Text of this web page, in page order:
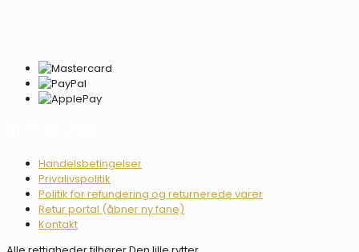
Handelsbetingelser
Privalivspolitik
Politik for refundering og returnerede varer
Retur portal (åbner ny fane)
Kontakt